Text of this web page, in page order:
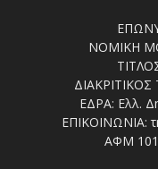
ΝΟΜΙΚΗ
ΕΔΡΑ: Ελλ.
ΕΠΙΚΟΙΝΩΝΙΑ:
ΑΦΜ